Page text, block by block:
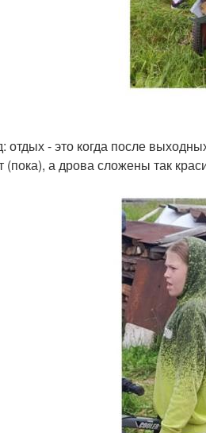
отдых - это когда после
(пока), а дрова сложены так